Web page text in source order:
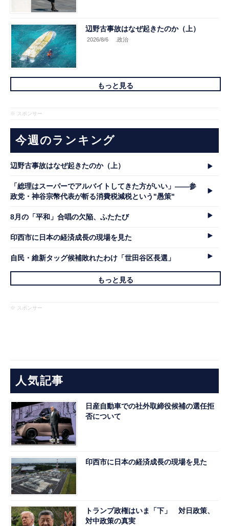
辺野古事故はなぜ起きたのか（上）
2026/8/6 .政治
もっと見る
※ スポンサー
今週のランキング
辺野古事故はなぜ起きたのか（上）
「総理はスーパーでアルバイトしてきた方がいい」――参
政党・神谷宗幣代表が斬る消費税減税という"愚策"
8月の「平和」合唱の欠陥、ふたたび
印西市に日本の経済成長の現場を見た
自民・維新タッグ候補敗れたわけ「世田谷区長選」
もっと見る
※ スポンサー
人気記事
日産自動車での社外取締役候補の選任拒
否について
印西市に日本の経済成長の現場を見た
トランプ政権はいま「下」 対日政策、
対中政策の真実